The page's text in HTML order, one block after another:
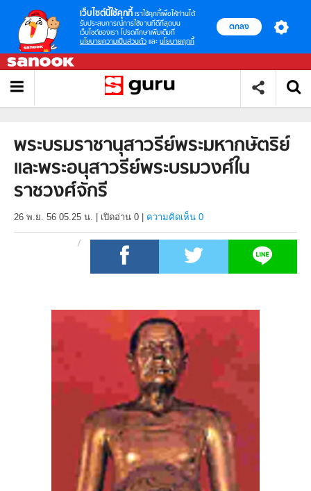
เว็บไซต์นี้ใช้คุกกี้ เราใช้คุกกี้เพื่อให้ท่านได้
รับประสบการณ์การใช้งานที่ดีที่สุดบน
เว็บไซต์ของเรา โปรดศึกษาเพิ่มเติมที่
นโยบายความเป็นส่วนตัว และ นโยบายคุกกี้
ตกลง
พระบรมราชานุสาวรีย์พระมหากษัตริย์
และพระอนุสาวรีย์พระบรมวงศ์ใน
ราชวงศ์จักรี
26 พ.ย. 56 05.25 น. เปิดอ่าน 0 ความคิดเห็น 0